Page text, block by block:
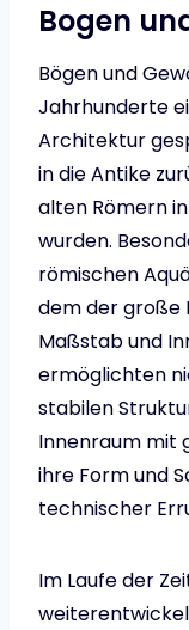
Bogen
Bögen und
Jahrhunderte
Architektur
in die Antike
alten Römern
wurden.
römischen
dem der große
Maßstab und
ermöglichten
stabilen
Innenraum mit
ihre Form und
technischer
Im Laufe der